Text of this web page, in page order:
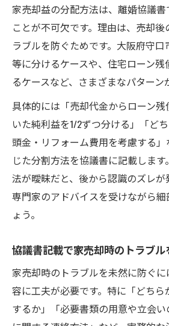
家売却益の分配方法は、離婚協議書
ことが不可欠です。理由は、売却
ラブルを防ぐためです。大阪府守
等に分けるケースや、住宅ローン
るケースなど、さまざまなパターン
具体的には「売却代金からローン
いた純利益を1/2ずつ分ける」「ど
頭金・リフォーム費用を考慮する
じた分割方法を協議書に記載しま
法が曖昧だと、後から認識のズレが
専門家のアドバイスを受けながら
ょう。
協議書記載で家売却時のトラブル
家売却時のトラブルを未然に防ぐ
容に工夫が必要です。特に「どち
するか」「必要書類の用意や立会